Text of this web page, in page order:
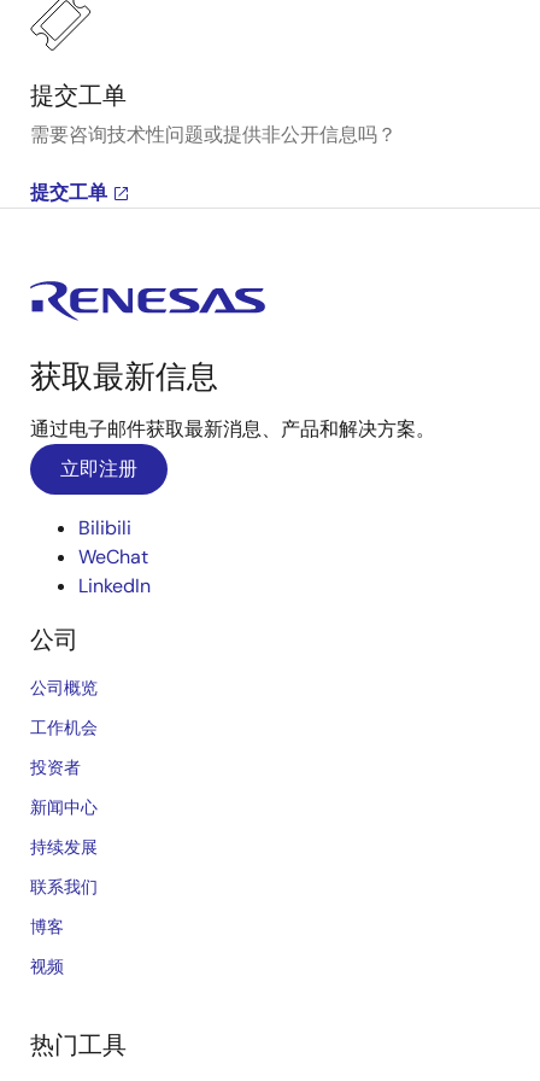
提交工单
需要咨询技术性问题或提供非公开信息吗？
提交工单
获取最新信息
通过电子邮件获取最新消息、产品和解决方案。
立即注册
Bilibili
WeChat
LinkedIn
公司
公司概览
工作机会
投资者
新闻中心
持续发展
联系我们
博客
视频
热门工具